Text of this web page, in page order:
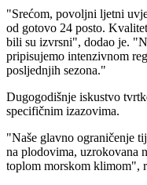
"Srećom, povoljni ljetni
od gotovo 24 posto.
bili su izvrsni", dodao je.
pripisujemo intenzivnom
posljednjih sezona."
Dugogodišnje iskustvo
specifičnim izazovima.
"Naše glavno ograničenje
na plodovima, uzrokovana
toplom morskom klimom",